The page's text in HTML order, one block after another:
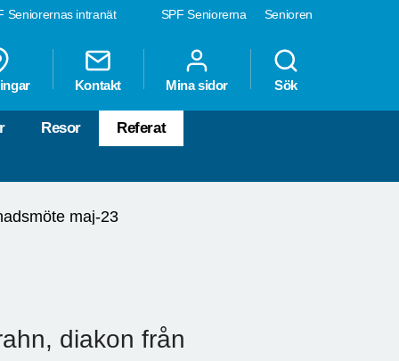
SPF Seniorerna Senioren
Seniorernas intranät
Kontakt Mina sidor Sök
Resor Referat
maj-23
diakon från